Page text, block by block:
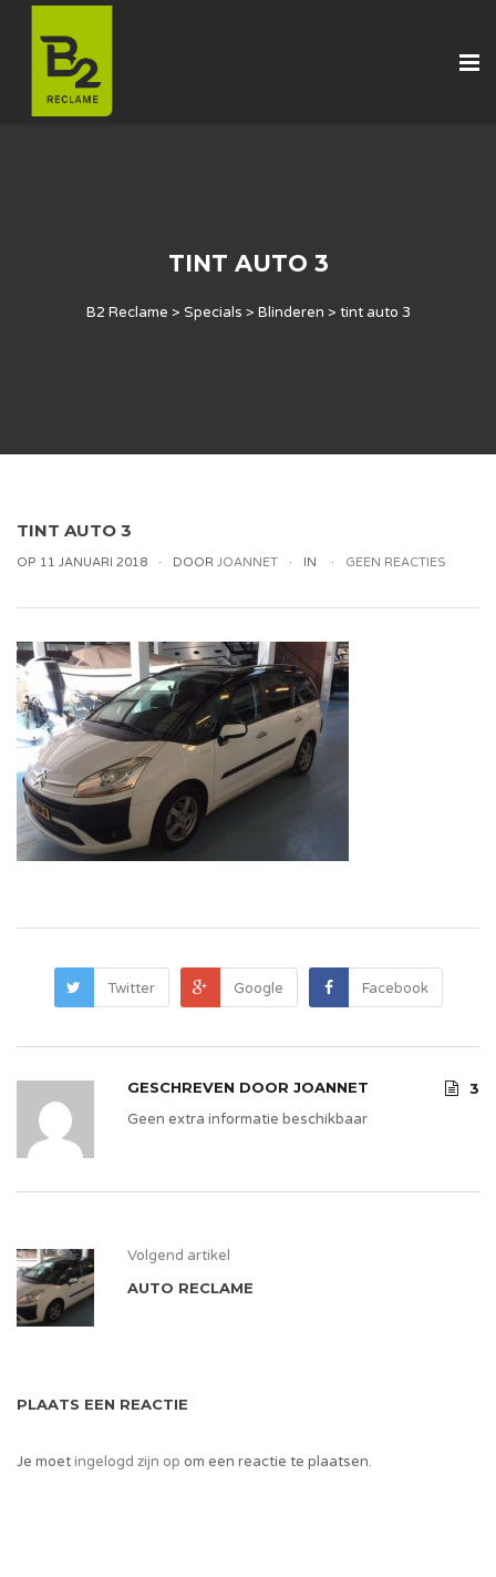
TINT AUTO 3
B2 Reclame > Specials > Blinderen > tint auto 3
TINT AUTO 3
OP 11 JANUARI 2018 DOOR JOANNET IN GEEN REACTIES
Twitter Google Facebook
GESCHREVEN DOOR JOANNET
3
Geen extra informatie beschikbaar
Volgend artikel
AUTO RECLAME
PLAATS EEN REACTIE
Je moetingelogd zijn op om een reactie te plaatsen.